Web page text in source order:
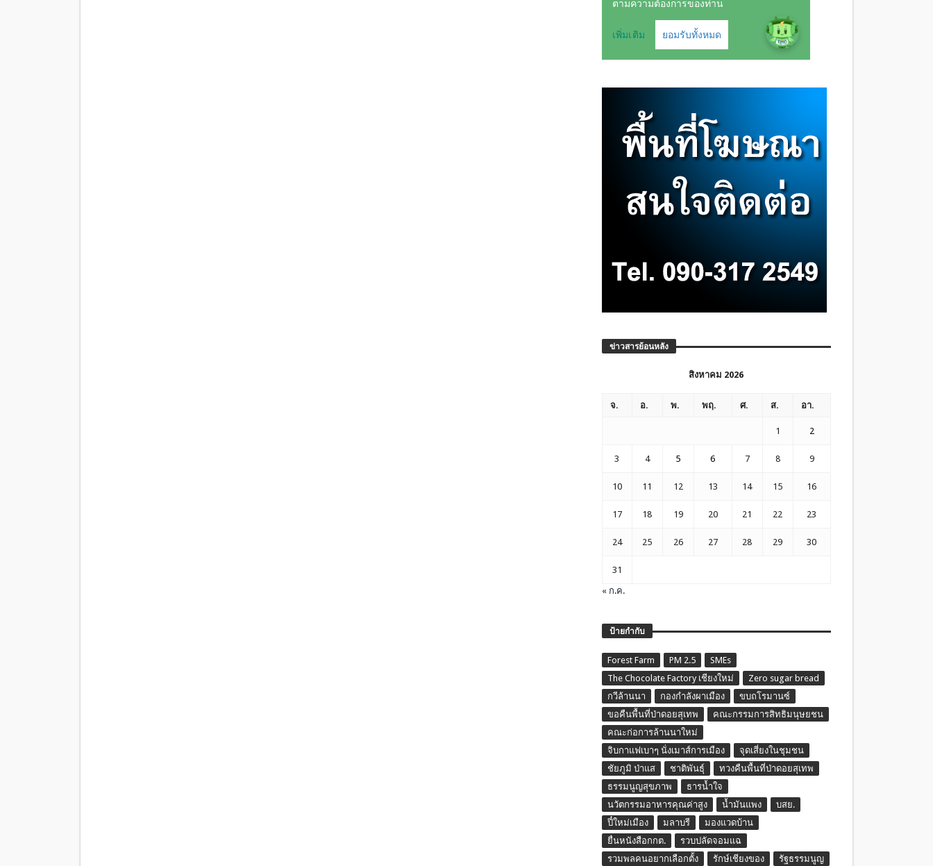
ข่าวสารย้อนหลัง
สิงหาคม 2026
จ. อ. พ. พฤ. ศ. ส. อา.
1 2
3 4 5 6 7 8 9
10 11 12 13 14 15 16
17 18 19 20 21 22 23
24 25 26 27 28 29 30
31
« ก.ค.
ป้ายกำกับ
Forest Farm PM 2.5
SMEs
The Chocolate Factory เชียงใหม่
Zero sugar bread
กวีล้านนา
กองกำลังผาเมือง
ขบถโรมานซ์
ขอคืนพื้นที่ป่าดอยสุเทพ
คณะกรรมการสิทธิมนุษยชน
คณะก่อการล้านนาใหม่
จิบกาแฟเบาๆ นั่งเมาส์การเมือง
จุดเสี่ยงในชุมชน
ชัยภูมิ ป่าแส
ชาติพันธุ์
ทวงคืนพื้นที่ป่าดอยสุเทพ
ธรรมนูญสุขภาพ
ธารน้ำใจ
นวัตกรรมอาหารคุณค่าสูง
น้ำมันแพง
บสย.
ปี๋ใหม่เมือง
มลาบรี
มองแวดบ้าน
ยื่นหนังสือกกต.
รวบปลัดจอมแฉ
รวมพลคนอยากเลือกตั้ง
รักษ์เชียงของ รัฐธรรมนูญ